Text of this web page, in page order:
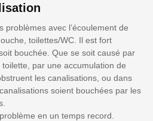
problèmes avec l’écoulement de
toilettes/WC. Il est fort
bouchée. Que se soit causé par
par une accumulation de
les canalisations, ou dans
soient bouchées par les
en un temps record.